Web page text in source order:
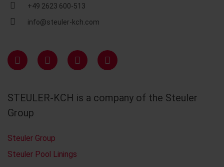
+49 2623 600-513
info@steuler-kch.com
STEULER-KCH is a company of the Steuler
Group
Steuler Group
Steuler Pool Linings